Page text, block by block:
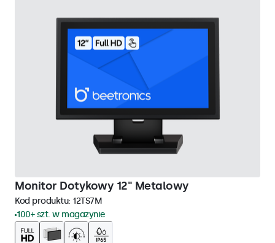
Monitor Dotykowy 12" Metalowy
Kod produktu: 12TS7M
100+ szt. w magazynie